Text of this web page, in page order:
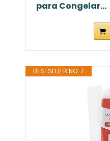
para Congelar...
BESTSELLER NO. 7